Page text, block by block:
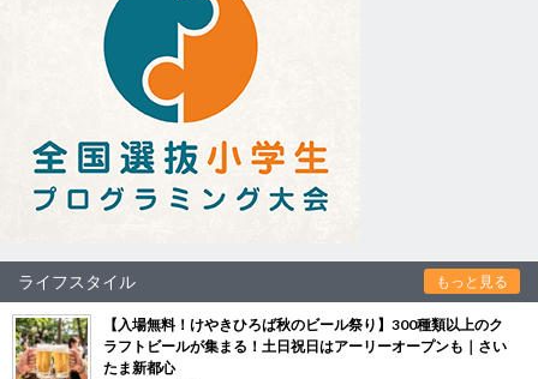
ライフスタイル もっと見る
【入場無料！けやきひろば秋のビール祭り】300種類以上のク
ラフトビールが集まる！土日祝日はアーリーオープンも｜さい
たま新都心